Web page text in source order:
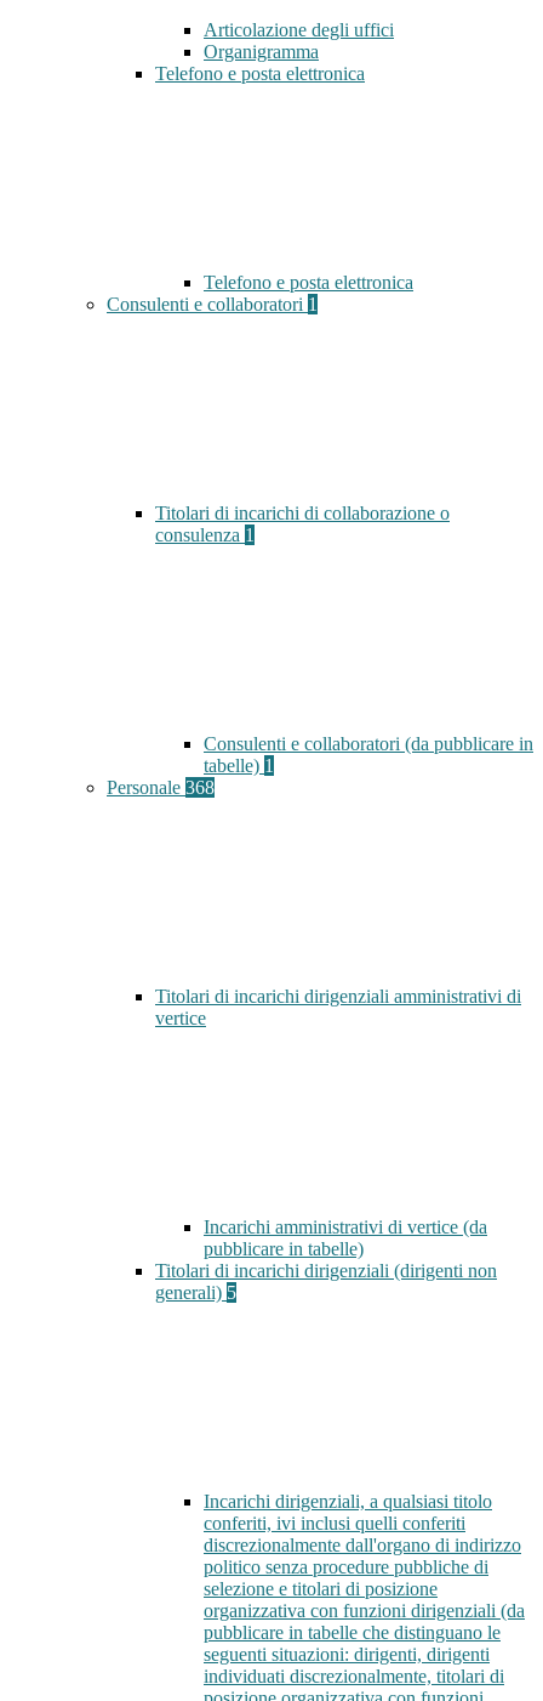
Articolazione degli uffici
Organigramma
Telefono e posta elettronica
Telefono e posta elettronica
Consulenti e collaboratori 1
Titolari di incarichi di collaborazione o
consulenza 1
Consulenti e collaboratori (da pubblicare in
tabelle) 1
Personale 368
Titolari di incarichi dirigenziali amministrativi di
vertice
Incarichi amministrativi di vertice (da
pubblicare in tabelle)
Titolari di incarichi dirigenziali (dirigenti non
generali) 5
Incarichi dirigenziali, a qualsiasi titolo
conferiti, ivi inclusi quelli conferiti
discrezionalmente dall'organo di indirizzo
politico senza procedure pubbliche di
selezione e titolari di posizione
organizzativa con funzioni dirigenziali (da
pubblicare in tabelle che distinguano le
seguenti situazioni: dirigenti, dirigenti
individuati discrezionalmente, titolari di